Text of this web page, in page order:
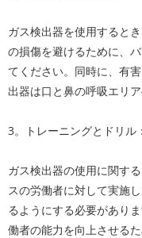
ガス検出器を使用すると
の損傷を避けるために、
てください。同時に、有
出器は口と鼻の呼吸エリ
3。トレーニングとドリル：
ガス検出器の使用に関す
スの労働者に対して実施
るようにする必要があり
働者の能力を向上させる